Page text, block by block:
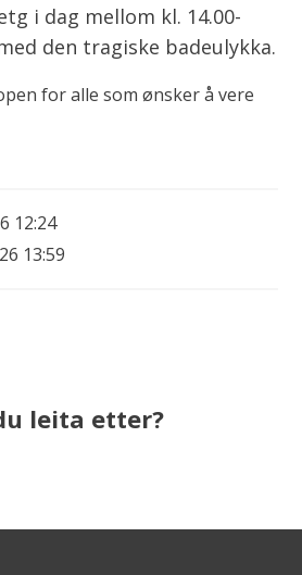
i dag mellom kl. 14.00-
den tragiske badeulykka.
for alle som ønsker å vere
12:24
13:59
leita etter?